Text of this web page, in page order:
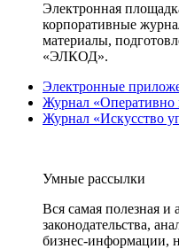
Электронная
корпоративные
материалы,
«ЭЛКОД».
Электронные
Журнал «Оперативно
Журнал «Искусство
Умные рассылки
Вся самая полезная и
законодательства,
бизнес-информации,